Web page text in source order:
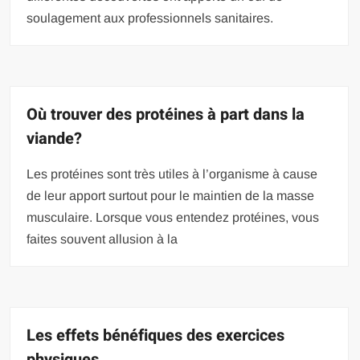
soulagement aux professionnels sanitaires.
Où trouver des protéines à part dans la
viande?
Les protéines sont très utiles à l’organisme à cause
de leur apport surtout pour le maintien de la masse
musculaire. Lorsque vous entendez protéines, vous
faites souvent allusion à la
Les effets bénéfiques des exercices